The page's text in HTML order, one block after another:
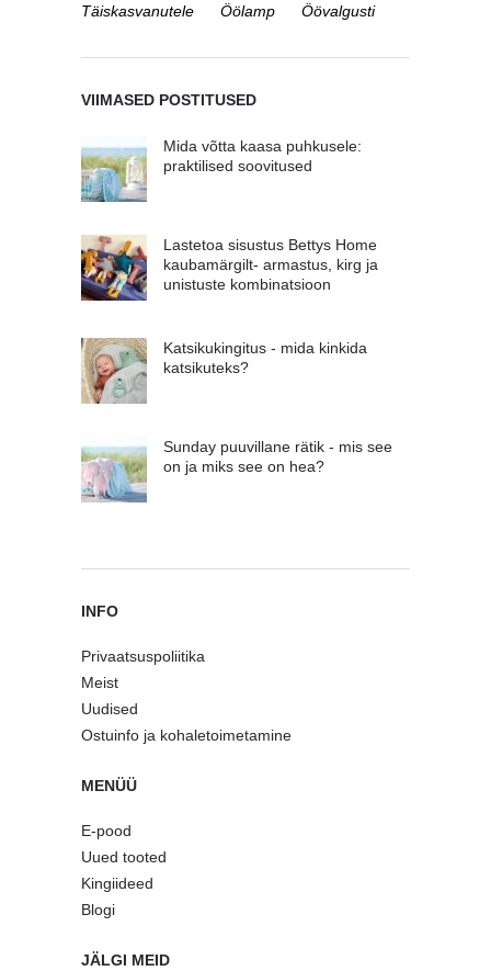
Täiskasvanutele
Öölamp Öövalgusti
VIIMASED POSTITUSED
Mida võtta kaasa puhkusele:
praktilised soovitused
Lastetoa sisustus Bettys Home
kaubamärgilt- armastus, kirg ja
unistuste kombinatsioon
Katsikukingitus - mida kinkida
katsikuteks?
Sunday puuvillane rätik - mis see
on ja miks see on hea?
INFO
Privaatsuspoliitika
Meist
Uudised
Ostuinfo ja kohaletoimetamine
MENÜÜ
E-pood
Uued tooted
Kingiideed
Blogi
JÄLGI MEID